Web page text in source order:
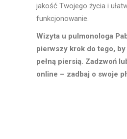
jakość Twojego życia i
funkcjonowanie.
Wizyta u pulmonologa
pierwszy krok do tego,
pełną piersią. Zadzwoń
online – zadbaj o swoje